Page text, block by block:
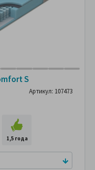
S
Артикул: 107473
1,5 года